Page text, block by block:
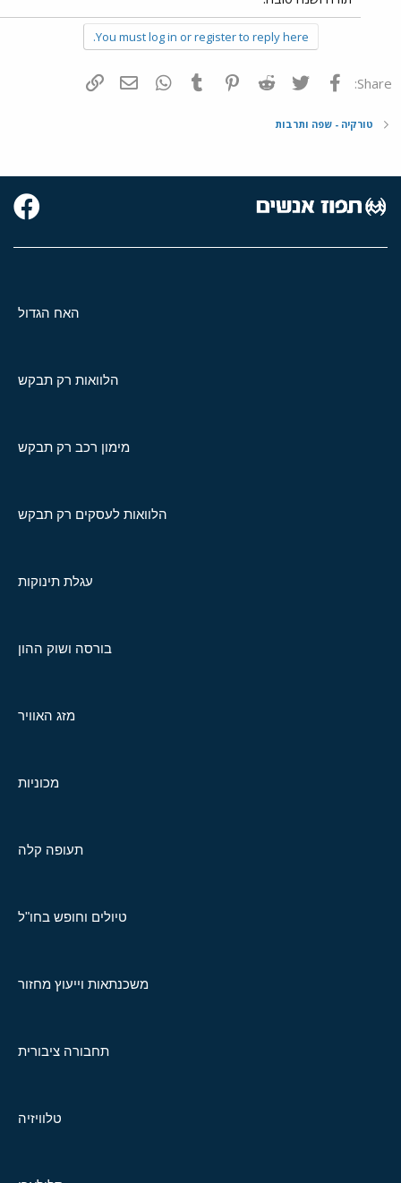
You must log in or register to reply here.
Share: פייסבוק Twitter
Reddit
Pinterest
Tumblr
WhatsAppדואר אלקטרוני
טורקיה - שפה ותרבות
האח הגדול
הלוואות רק תבקש
מימון רכב רק תבקש
הלוואות לעסקים רק תבקש
עגלת תינוקות
בורסה ושוק ההון
מזג האוויר
מכוניות
תעופה קלה
טיולים וחופש בחו"ל
משכנתאות וייעוץ מחזור
תחבורה ציבורית
טלוויזיה